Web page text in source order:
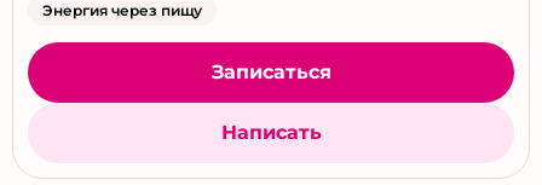
Энергия через пищу
Записаться
Написать